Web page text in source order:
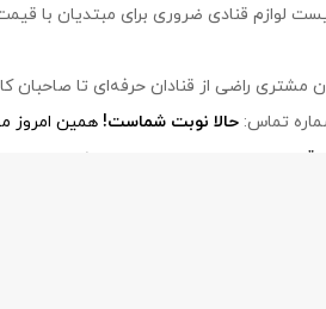
لوازم قنادی ضروری برای مبتدیان با
راضی از قنادان حرفه‌ای تا صاحبان
تماس: حالا نوبت شماست! همین امروز
و قیمت دست در دست هم می‌دهند.